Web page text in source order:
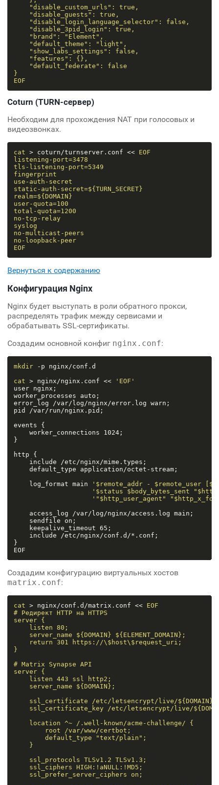
    "disable_custom_urls": true,
    "disable_guests": true,
    "disable_login_language_selector": false,
    "disable_3pid_login": true,
    "brand": "Element",
    "default_theme": "light",
    "show_labs_settings": false,
    "features": {},
    "default_federate": false
}
EOF
Coturn (TURN-сервер)
Необходим для прохождения NAT при голосовых и
видеозвонках.
cat > coturn/turnserver.conf << EOF
listening-port=3478
tls-listening-port=5349
fingerprint
use-auth-secret
static-auth-secret=${TURN_SECRET}
realm=${DOMAIN}
user-quota=100
total-quota=1200
no-tcp-relay
syslog
no-multicast-peers
no-loopback-peer
EOF
Вернуться к содержанию
Конфигурация Nginx
Nginx будет выступать в роли обратного прокси,
распределять трафик между сервисами и
обрабатывать SSL-сертификаты.
Создадим основной конфиг nginx.conf:
mkdir -p nginx/conf.d
cat > nginx/nginx.conf <<
'EOF'
user nginx;
worker_processes auto;
error_log /var/log/nginx/error.log warn;
pid /var/run/nginx.pid;
events {
    worker_connections 1024;
}
http {
    include /etc/nginx/mime.types;
    default_type application/octet-stream;
    log_format main
'$remote_addr - $remote_user
'$status $body_bytes_sent
'"$http_user_agent"
    access_log /var/log/nginx/access.log main;
    sendfile on;
    keepalive_timeout 65;
    include /etc/nginx/conf.d/*.conf;
}
Создадим конфигурацию виртуальных хостов
matrix.conf:
cat > nginx/conf.d/matrix.conf << EOF
# Редирект HTTP на HTTPS
server {
    listen 80;
    server_name ${DOMAIN} ${ELEMENT_DOMAIN};
    return 301 https://\$host\$request_uri;
}
# Matrix Synapse API
server {
    listen 443 ssl http2;
    server_name ${DOMAIN};
ssl_certificate /etc/letsencrypt/live/
ssl_certificate_key /etc/letsencrypt/live/
    location ^~ /.well-known/acme-challenge/ {
        root /var/www/certbot;
        default_type "text/plain";
    }
    ssl_protocols TLSv1.2 TLSv1.3;
    ssl_ciphers HIGH:!aNULL:!MD5;
    ssl_prefer_server_ciphers on;